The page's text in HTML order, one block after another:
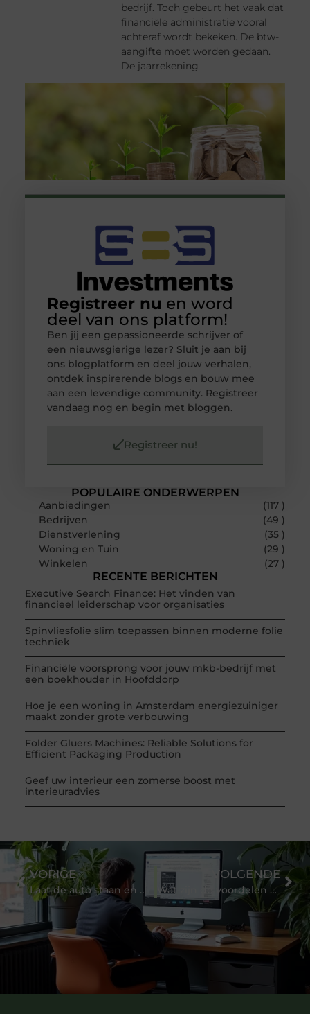
bedrijf. Toch gebeurt het vaak dat
financiële administratie vooral
achteraf wordt bekeken. De btw-
aangifte moet worden gedaan.
De jaarrekening
POPULAIRE ONDERWERPEN
Aanbiedingen
(117 )
Bedrijven
(49 )
Dienstverlening
(35 )
Woning en Tuin
(29 )
Winkelen
(27 )
RECENTE BERICHTEN
Executive Search Finance: Het vinden van
financieel leiderschap voor organisaties
Spinvliesfolie slim toepassen binnen moderne folie
techniek
Financiële voorsprong voor jouw mkb-bedrijf met
een boekhouder in Hoofddorp
Hoe je een woning in Amsterdam energiezuiniger
maakt zonder grote verbouwing
Folder Gluers Machines: Reliable Solutions for
Efficient Packaging Production
Geef uw interieur een zomerse boost met
interieuradvies
Registreer nu en word
deel van ons platform!
Ben jij een gepassioneerde schrijver of
een nieuwsgierige lezer? Sluit je aan bij
ons blogplatform en deel jouw verhalen,
ontdek inspirerende blogs en bouw mee
aan een levendige community. Registreer
vandaag nog en begin met bloggen.
Registreer nu!
VORIGE
Laat de auto staan en neem de fiets naar het werk
VOLGENDE
Wat zijn de voordelen van jouw hond registeren?